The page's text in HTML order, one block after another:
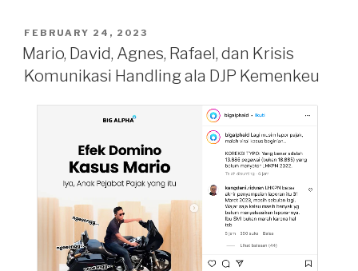
Komunikasi:
Tony
Fernandes,
Asia”
POSTED
ON
FEBRUARY 24, 2023
Mario, David, Agnes, Rafael, dan Krisis
Komunikasi Handling ala DJP Kemenkeu